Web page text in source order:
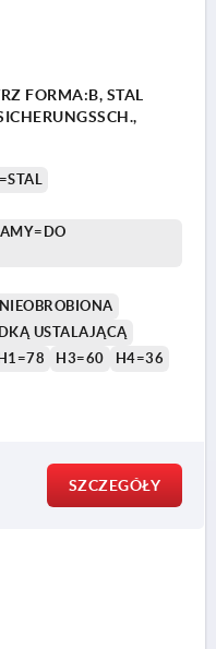
FORMA:B, STAL
USTALAJĄCĄ
H1=78 H3=60
H4=36
SZCZEGÓŁY